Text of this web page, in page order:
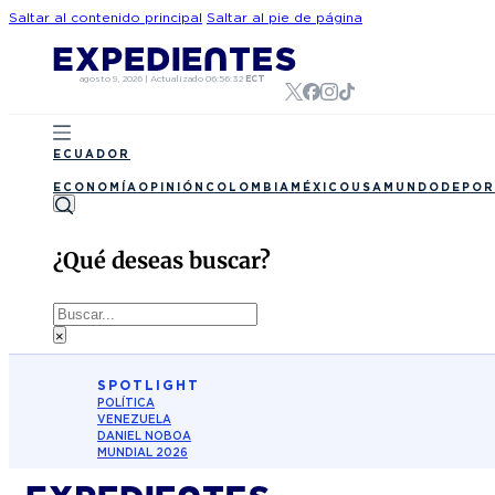
Saltar al contenido principal Saltar al pie de página
agosto 9, 2026 | Actualizado 06:56:32 ECT
ECUADOR
ECONOMÍA OPINIÓN COLOMBIA MÉXICO USA MUNDO
¿Qué deseas buscar?
Buscar
×
SPOTLIGHT
POLÍTICA
VENEZUELA
DANIEL NOBOA
MUNDIAL 2026